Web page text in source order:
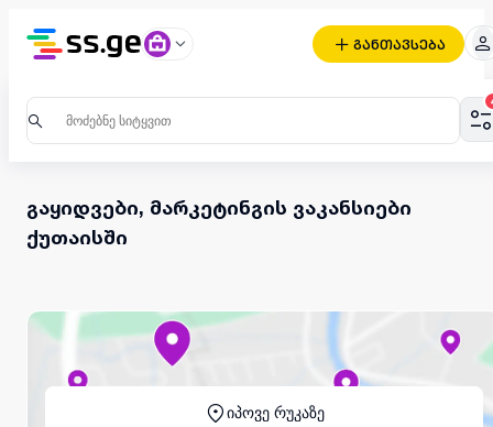
განთავსება
გაყიდვები, მარკეტინგის ვაკანსიები
ქუთაისში
იპოვე რუკაზე